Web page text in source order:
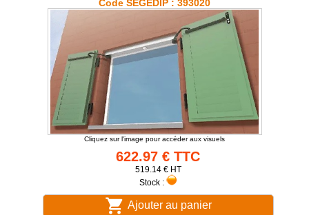
Code SEGEDIP : 393020
Cliquez sur l'image pour accéder aux visuels
622.97 € TTC
519.14 € HT
Stock :
Ajouter au panier